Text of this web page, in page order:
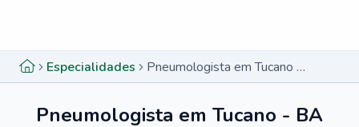
Especialidades Pneumologista em Tucano - BA
Pneumologista em Tucano - BA